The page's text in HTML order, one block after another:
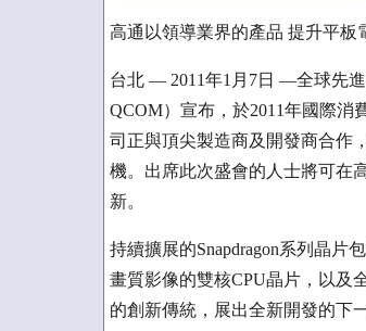
高通以領導業界的產品 提升平板
台北 — 2011年1月7日 —全球先進
QCOM）宣布，於2011年國際消
司正與頂尖製造商及開發商合作
機。出席此次盛會的人士將可在
新。
持續擴展的Snapdragon系列晶片
畫質影像的雙核CPU晶片，以及
的創新傳統，展出全新開發的下